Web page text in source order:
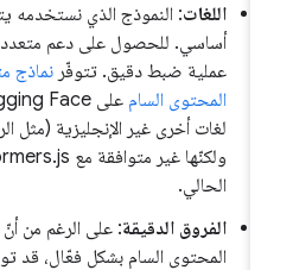
اللغات: النموذج الذي نستخدمه يتيح
أساسي. للحصول على دعم متعدد
عملية ضبط دقيق. تتوفّرنماذج
المحتوى السام
لغات أخرى غير الإنجليزية (مثل
الحالي.
الفروق الدقيقة
المحتوى السام بشكل فعّال، قد